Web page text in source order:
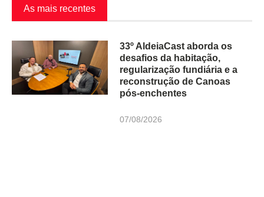
As mais recentes
33º AldeiaCast aborda os
desafios da habitação,
regularização fundiária e a
reconstrução de Canoas
pós-enchentes
07/08/2026